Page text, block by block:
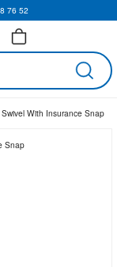
76 52
With Insurance Snap